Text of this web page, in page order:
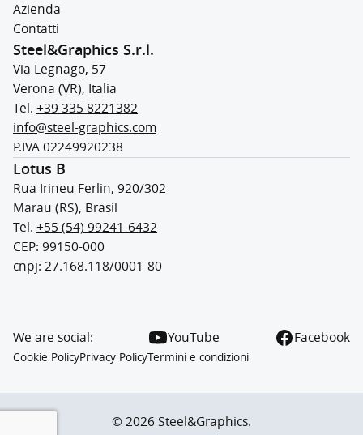
Azienda
Contatti
Steel&Graphics S.r.l.
Via Legnago, 57
Verona (VR), Italia
Tel. +39 335 8221382
info@steel-graphics.com
P.IVA 02249920238
Lotus B
Rua Irineu Ferlin, 920/302
Marau (RS), Brasil
Tel. +55 (54) 99241-6432
CEP: 99150-000
cnpj: 27.168.118/0001-80
We are social: YouTube Facebook
Cookie PolicyPrivacy PolicyTermini e condizioni
© 2026 Steel&Graphics.